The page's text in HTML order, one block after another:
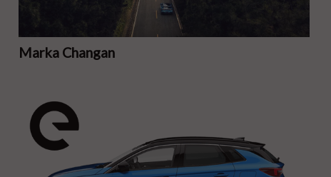
Marka Changan